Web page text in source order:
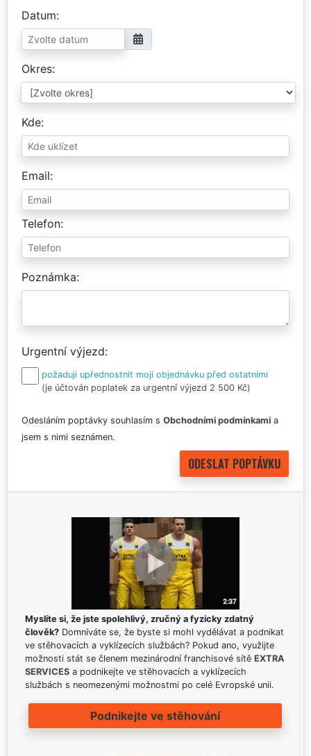
Datum
Okres
Kde
Email
Telefon
Poznámka
Urgentní výjezd
požaduji upřednostnit moji objednávku před ostatními
(je účtován poplatek za urgentní výjezd 2 500 Kč)
Odesláním poptávky souhlasím s Obchodními podmínkami a
jsem s nimi seznámen.
Myslíte si, že jste spolehlivý, zručný a fyzicky zdatný
člověk? Domníváte se, že byste si mohl vydělávat a podnikat
ve stěhovacích a vyklízecích službách? Pokud ano, využijte
možnosti stát se členem mezinárodní franchisové sítě EXTRA
SERVICES a podnikejte ve stěhovacích a vyklízecích
službách s neomezenými možnostmi po celé Evropské unii.
Podnikejte ve stěhování